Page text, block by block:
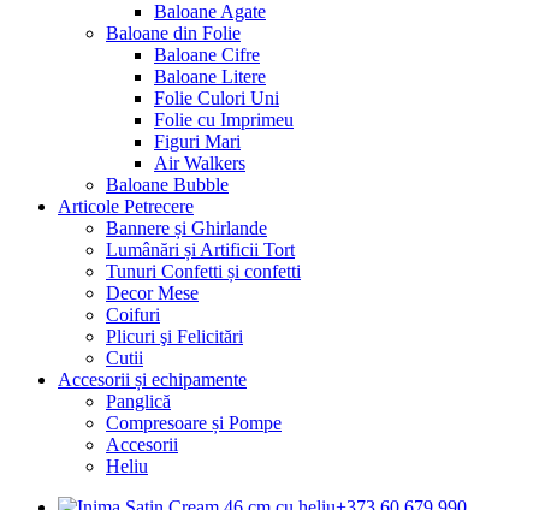
Baloane Agate
Baloane din Folie
Baloane Cifre
Baloane Litere
Folie Culori Uni
Folie cu Imprimeu
Figuri Mari
Air Walkers
Baloane Bubble
Articole Petrecere
Bannere și Ghirlande
Lumânări și Artificii Tort
Tunuri Confetti și confetti
Decor Mese
Coifuri
Plicuri şi Felicitări
Cutii
Accesorii și echipamente
Panglică
Compresoare și Pompe
Accesorii
Heliu